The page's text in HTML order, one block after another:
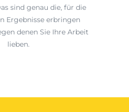
sind genau die, für die
Ergebnisse erbringen
denen Sie Ihre Arbeit
lieben.